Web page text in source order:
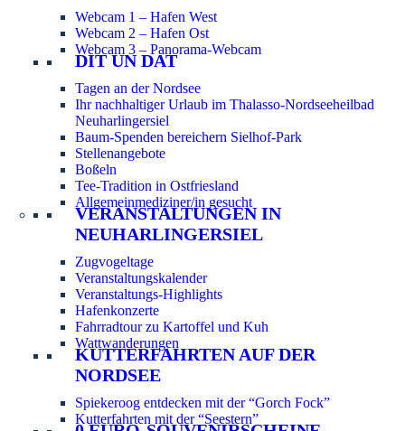
Webcam 1 – Hafen West
Webcam 2 – Hafen Ost
Webcam 3 – Panorama-Webcam
DIT UN DAT
Tagen an der Nordsee
Ihr nachhaltiger Urlaub im Thalasso-Nordseeheilbad
Neuharlingersiel
Baum-Spenden bereichern Sielhof-Park
Stellenangebote
Boßeln
Tee-Tradition in Ostfriesland
Allgemeinmediziner/in gesucht
VERANSTALTUNGEN IN
NEUHARLINGERSIEL
Zugvogeltage
Veranstaltungskalender
Veranstaltungs-Highlights
Hafenkonzerte
Fahrradtour zu Kartoffel und Kuh
Wattwanderungen
KUTTERFAHRTEN AUF DER
NORDSEE
Spiekeroog entdecken mit der “Gorch Fock”
Kutterfahrten mit der “Seestern”